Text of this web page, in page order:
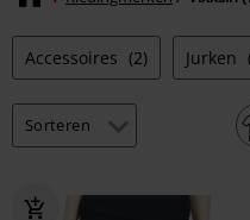
Accessoires (2) Jurken